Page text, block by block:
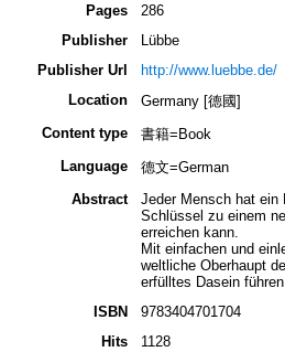
Pages
286
Publisher
Lübbe
Publisher Url
http://www.luebbe.de/
Location
Germany [德國]
Content type
書籍=Book
Language
德文=German
Abstract
Jeder Mensch hat ein
Schlüssel zu einem
erreichen kann.
Mit einfachen und
weltliche Oberhaupt
erfülltes Dasein
ISBN
9783404701704
Hits
1128